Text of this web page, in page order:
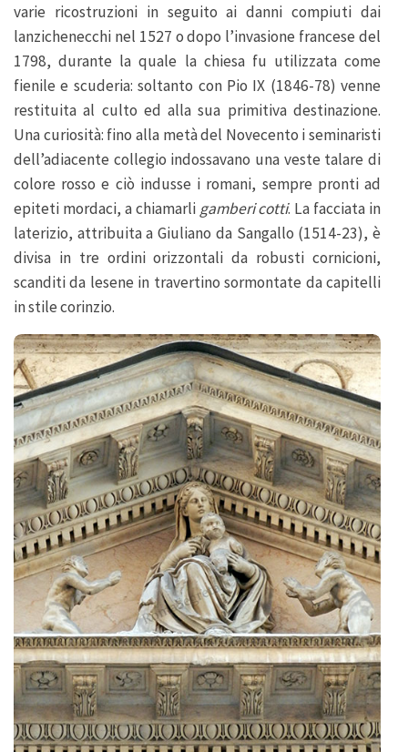
varie ricostruzioni in seguito ai danni compiuti dai
lanzichenecchi nel 1527 o dopo l’invasione francese del
1798, durante la quale la chiesa fu utilizzata come
fienile e scuderia: soltanto con Pio IX (1846-78) venne
restituita al culto ed alla sua primitiva destinazione.
Una curiosità: fino alla metà del Novecento i seminaristi
dell’adiacente collegio indossavano una veste talare di
colore rosso e ciò indusse i romani, sempre pronti ad
epiteti mordaci, a chiamarli gamberi cotti. La facciata in
laterizio, attribuita a Giuliano da Sangallo (1514-23), è
divisa in tre ordini orizzontali da robusti cornicioni,
scanditi da lesene in travertino sormontate da capitelli
in stile corinzio.